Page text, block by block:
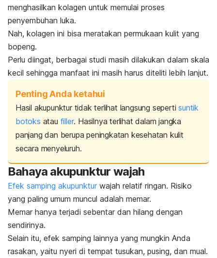
menghasilkan kolagen untuk memulai proses
penyembuhan luka.
Nah, kolagen ini bisa meratakan permukaan kulit yang
bopeng.
Perlu diingat, berbagai studi masih dilakukan dalam skala
kecil sehingga manfaat ini masih harus diteliti lebih lanjut.
Penting Anda ketahui
Hasil akupunktur tidak terlihat langsung sepertisuntik
botoks atau filler. Hasilnya terlihat dalam jangka
panjang dan berupa peningkatan kesehatan kulit
secara menyeluruh.
Bahaya akupunktur wajah
Efek samping akupunktur wajah relatif ringan. Risiko
yang paling umum muncul adalah memar.
Memar hanya terjadi sebentar dan hilang dengan
sendirinya.
Selain itu, efek samping lainnya yang mungkin Anda
rasakan, yaitu nyeri di tempat tusukan, pusing, dan mual.